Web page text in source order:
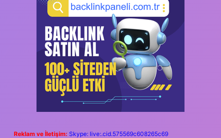
Reklam ve İletişim: Skype: live:.cid.575569c608265c69